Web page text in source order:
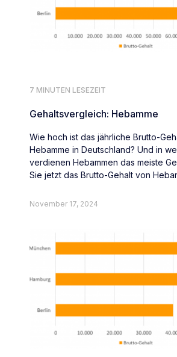
7 MINUTEN LESEZEIT
Gehaltsvergleich: Hebamme
Wie hoch ist das jährliche Brutto-
Hebamme in Deutschland? Und in
verdienen Hebammen das meiste
Sie jetzt das Brutto-Gehalt von
November 17, 2024